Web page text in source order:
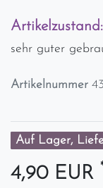
Artikelzustand:
sehr guter
Artikelnummer
Auf Lager,
4,90 EUR